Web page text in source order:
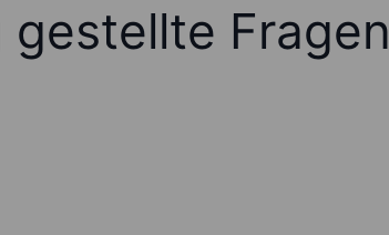
gestellte Fragen